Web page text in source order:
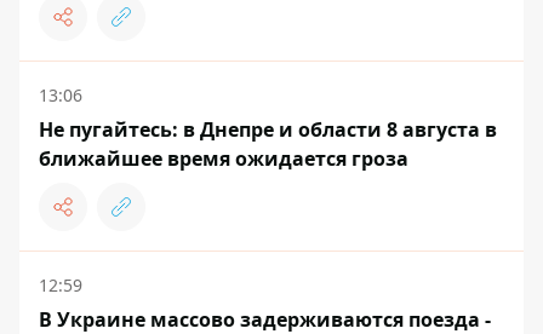
13:06
Не пугайтесь: в Днепре и области 8 августа в
ближайшее время ожидается гроза
12:59
В Украине массово задерживаются поезда -